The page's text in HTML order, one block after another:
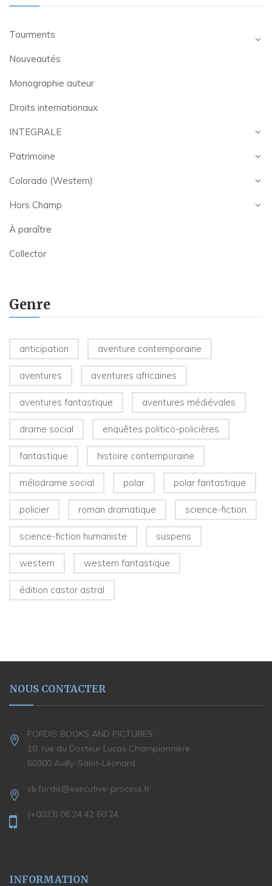
Tourments
Nouveautés
Monographie auteur
Droits internationaux
INTEGRALE
Patrimoine
Colorado (Western)
Hors Champ
À paraître
Collector
Genre
anticipation aventure contemporaine
aventures aventures africaines
aventures fantastique aventures médiévales
drame social enquêtes politico-policières
fantastique histoire contemporaine
mélodrame social polar polar fantastique
policier roman dramatique science-fiction
science-fiction humaniste suspens
western western fantastique
édition castor astral
NOUS CONTACTER
FORDIS BOOKS AND PICTURES
10, rue du Docteur Lucas Championnière
60300 Avilly-Saint-Léonard
sb.fordis@executive-process.fr
(+0033) 06 24 42 60 24
INFORMATION